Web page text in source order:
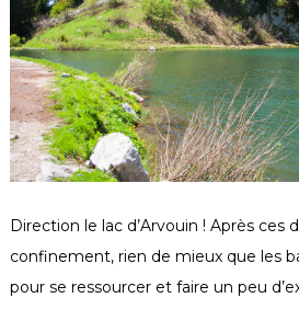
Direction le lac d’Arvouin ! Après ces
confinement, rien de mieux que les
pour se ressourcer et faire un peu